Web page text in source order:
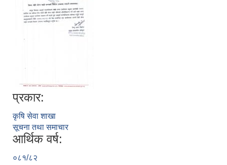
प्रकार:
कृषि सेवा शाखा
सूचना तथा समाचार
आर्थिक वर्ष:
०८१/८२